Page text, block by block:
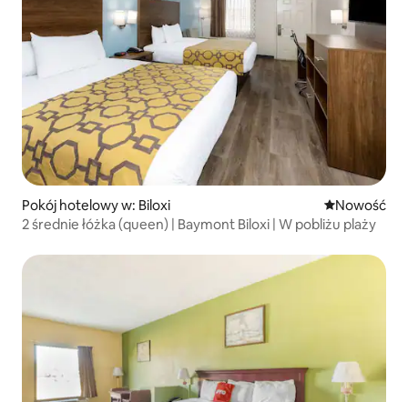
Pokój hotelowy w: Biloxi Nowe
Nowość
2 średnie łóżka (queen) | Baymont Biloxi | W pobliżu plaży